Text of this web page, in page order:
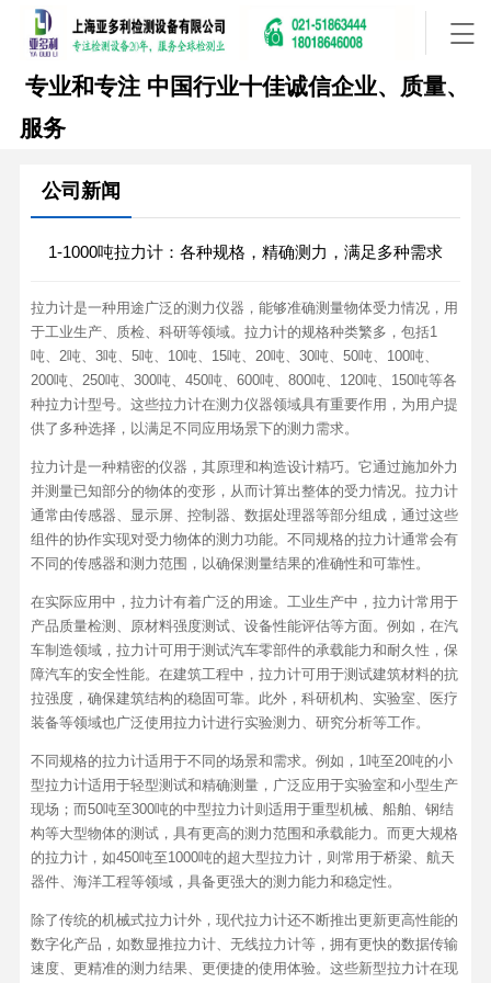
专业和专注 中国行业十佳诚信企业、质量、
服务
公司新闻
1-1000吨拉力计：各种规格，精确测力，满足多种需求
拉力计是一种用途广泛的测力仪器，能够准确测量物体受力情况，用
于工业生产、质检、科研等领域。拉力计的规格种类繁多，包括1
吨、2吨、3吨、5吨、10吨、15吨、20吨、30吨、50吨、100吨、
200吨、250吨、300吨、450吨、600吨、800吨、120吨、150吨等各
种拉力计型号。这些拉力计在测力仪器领域具有重要作用，为用户提
供了多种选择，以满足不同应用场景下的测力需求。
拉力计是一种精密的仪器，其原理和构造设计精巧。它通过施加外力
并测量已知部分的物体的变形，从而计算出整体的受力情况。拉力计
通常由传感器、显示屏、控制器、数据处理器等部分组成，通过这些
组件的协作实现对受力物体的测力功能。不同规格的拉力计通常会有
不同的传感器和测力范围，以确保测量结果的准确性和可靠性。
在实际应用中，拉力计有着广泛的用途。工业生产中，拉力计常用于
产品质量检测、原材料强度测试、设备性能评估等方面。例如，在汽
车制造领域，拉力计可用于测试汽车零部件的承载能力和耐久性，保
障汽车的安全性能。在建筑工程中，拉力计可用于测试建筑材料的抗
拉强度，确保建筑结构的稳固可靠。此外，科研机构、实验室、医疗
装备等领域也广泛使用拉力计进行实验测力、研究分析等工作。
不同规格的拉力计适用于不同的场景和需求。例如，1吨至20吨的小
型拉力计适用于轻型测试和精确测量，广泛应用于实验室和小型生产
现场；而50吨至300吨的中型拉力计则适用于重型机械、船舶、钢结
构等大型物体的测试，具有更高的测力范围和承载能力。而更大规格
的拉力计，如450吨至1000吨的超大型拉力计，则常用于桥梁、航天
器件、海洋工程等领域，具备更强大的测力能力和稳定性。
除了传统的机械式拉力计外，现代拉力计还不断推出更新更高性能的
数字化产品，如数显推拉力计、无线拉力计等，拥有更快的数据传输
速度、更精准的测力结果、更便捷的使用体验。这些新型拉力计在现